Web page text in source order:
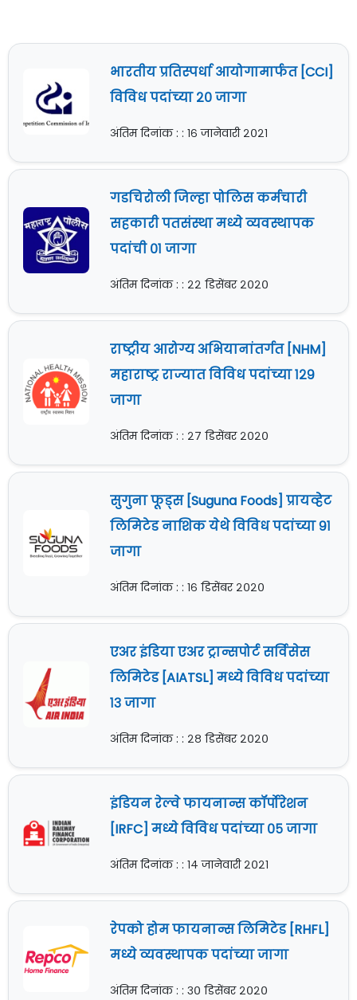
भारतीय प्रतिस्पर्धा आयोगामार्फत [CCI]
विविध पदांच्या २० जागा
अंतिम दिनांक : : १६ जानेवारी २०२१
गडचिरोली जिल्हा पोलिस कर्मचारी
सहकारी पतसंस्था मध्ये व्यवस्थापक
पदांची ०१ जागा
अंतिम दिनांक : : २२ डिसेंबर २०२०
राष्ट्रीय आरोग्य अभियानांतर्गत [NHM]
महाराष्ट्र राज्यात विविध पदांच्या १२९
जागा
अंतिम दिनांक : : २७ डिसेंबर २०२०
सुगुना फूड्स [Suguna Foods] प्रायव्हेट
लिमिटेड नाशिक येथे विविध पदांच्या ९१
जागा
अंतिम दिनांक : : १६ डिसेंबर २०२०
एअर इंडिया एअर ट्रान्सपोर्ट सर्विसेस
लिमिटेड [AIATSL] मध्ये विविध पदांच्या
१३ जागा
अंतिम दिनांक : : २८ डिसेंबर २०२०
इंडियन रेल्वे फायनान्स कॉर्पोरेशन
[IRFC] मध्ये विविध पदांच्या ०५ जागा
अंतिम दिनांक : : १४ जानेवारी २०२१
रेपको होम फायनान्स लिमिटेड [RHFL]
मध्ये व्यवस्थापक पदांच्या जागा
अंतिम दिनांक : : ३० डिसेंबर २०२०